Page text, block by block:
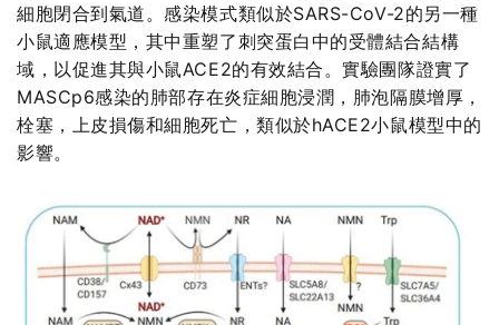
細胞閉合到氣道。感染模式類似於SARS-CoV-2的另一種
小鼠適應模型，其中重塑了刺突蛋白中的受體結合結構
域，以促進其與小鼠ACE2的有效結合。實驗團隊證實了
MASCp6感染的肺部存在炎症細胞浸潤，肺泡隔膜增厚，
栓塞，上皮損傷和細胞死亡，類似於hACE2小鼠模型中的
影響。